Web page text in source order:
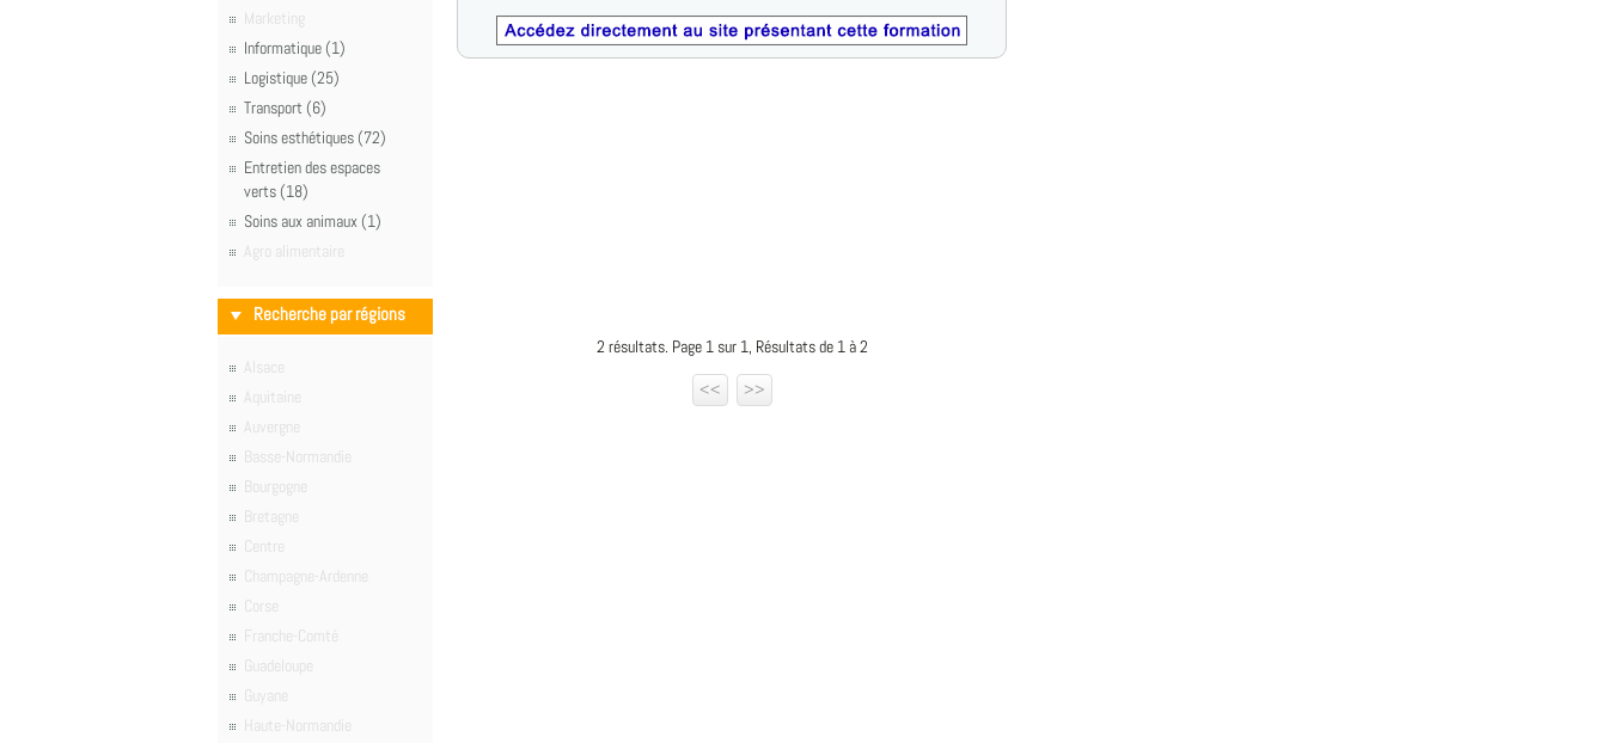
Marketing
Informatique (1)
Logistique (25)
Transport (6)
Soins esthétiques (72)
Entretien des espaces
verts (18)
Soins aux animaux (1)
Agro alimentaire
Recherche par régions
Alsace
Aquitaine
Auvergne
Basse-Normandie
Bourgogne
Bretagne
Centre
Champagne-Ardenne
Corse
Franche-Comté
Guadeloupe
Guyane
Haute-Normandie
2 résultats. Page 1 sur 1, Résultats de 1 à 2
<<
>>